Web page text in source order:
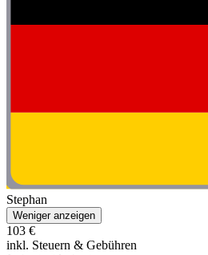
Stephan
Weniger anzeigen
103 €
inkl. Steuern & Gebühren